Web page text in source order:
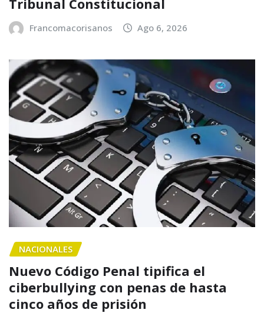
Tribunal Constitucional
Francomacorisanos Ago 6, 2026
NACIONALES
Nuevo Código Penal tipifica el
ciberbullying con penas de hasta
cinco años de prisión